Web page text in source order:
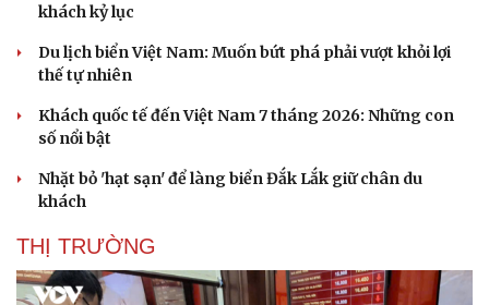
khách kỷ lục
Du lịch biển Việt Nam: Muốn bứt phá phải vượt khỏi lợi
thế tự nhiên
Khách quốc tế đến Việt Nam 7 tháng 2026: Những con
số nổi bật
Nhặt bỏ 'hạt sạn' để làng biển Đắk Lắk giữ chân du
khách
THỊ TRƯỜNG